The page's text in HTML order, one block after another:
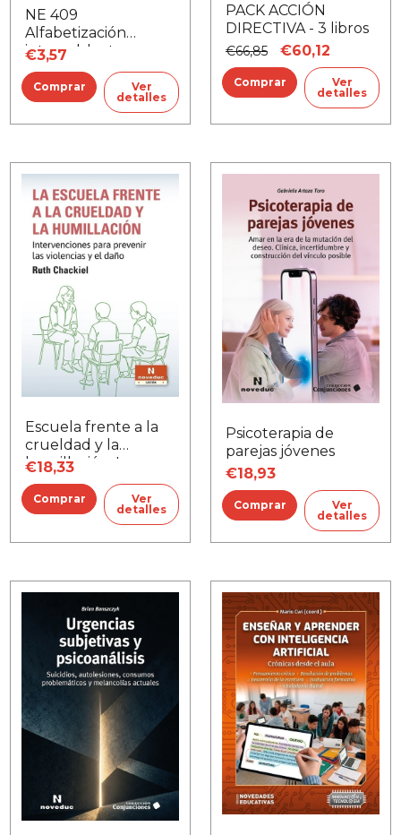
NE 409
Alfabetización
integral, lectura y
escritura
€3,57
Ver
detalles
PACK ACCIÓN
DIRECTIVA - 3 libros
€66,85 €60,12
Ver
detalles
Escuela frente a la
crueldad y la
humillación, La
€18,33
Ver
detalles
Psicoterapia de
parejas jóvenes
€18,93
Ver
detalles